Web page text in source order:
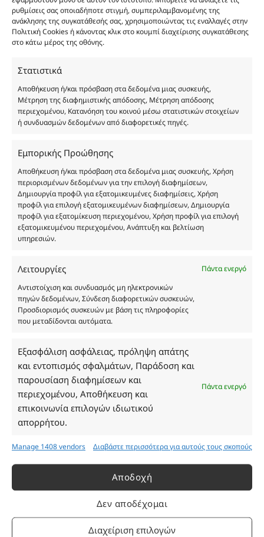
ρυθμίσεις σας οποιαδήποτε στιγμή, συμπεριλαμβανομένης της
ανάκλησης της συγκατάθεσής σας, χρησιμοποιώντας τις εναλλαγές στην
Πολιτική Cookies ή κάνοντας κλικ στο κουμπί διαχείρισης συγκατάθεσης
στο κάτω μέρος της οθόνης.
Στατιστικά
Αποθήκευση ή/και πρόσβαση στα δεδομένα μιας συσκευής,
Μέτρηση της διαφημιστικής απόδοσης, Μέτρηση απόδοσης
περιεχομένου, Κατανόηση του κοινού μέσω στατιστικών στοιχείων
ή συνδυασμών δεδομένων από διαφορετικές πηγές.
Εμπορικής Προώθησης
Αποθήκευση ή/και πρόσβαση στα δεδομένα μιας συσκευής, Χρήση
περιορισμένων δεδομένων για την επιλογή διαφημίσεων,
Δημιουργία προφίλ για εξατομικευμένες διαφημίσεις, Χρήση
προφίλ για επιλογή εξατομικευμένων διαφημίσεων, Δημιουργία
προφίλ για εξατομίκευση περιεχομένου, Χρήση προφίλ για επιλογή
εξατομικευμένου περιεχομένου, Ανάπτυξη και βελτίωση
υπηρεσιών.
Λειτουργίες
Πάντα ενεργό
Αντιστοίχιση και συνδυασμός μη ηλεκτρονικών
πηγών δεδομένων, Σύνδεση διαφορετικών συσκευών,
Προσδιορισμός συσκευών με βάση τις πληροφορίες
που μεταδίδονται αυτόματα.
Εξασφάλιση ασφάλειας, πρόληψη απάτης
και εντοπισμός σφαλμάτων, Παράδοση και
παρουσίαση διαφημίσεων και
περιεχομένου, Αποθήκευση και
επικοινωνία επιλογών ιδιωτικού
απορρήτου.
Πάντα ενεργό
Manage 1408 vendors Διαβάστε περισσότερα για αυτούς τους σκοπούς
Αποδοχή
Δεν αποδέχομαι
Διαχείριση επιλογών
καλάθι
Body Butter Bamboo 200ml €12.00
Body Butter Bamboo 200ml ποσότητα
Προσθήκη
στο
Εποχές:ΑΝΟΙΞΗ, ΚΑΛΟΚΑΙΡΙ, ΦΘΙΝΟΠΩΡΟ
Αρωματική Νότα:SWEET, WHITE FLORAL
Συστατικά:Alcohol Denat, Aqua, PEG-40 Hydrogenated Castor Oil, Parfum,
Benzyl Alcohol, Benzyl Benzoate, Benzyl Salicylate, Cinnamal, Cinnamyl
Prunastri Extract, Eugenol, Geraniol, Hydroxycitronellal, Isoeugenol,
και δεν είναι προς πώληση το εικονιζόμενο προϊόν.
Σκοπός τους είναι η διευκόλυνση της επιλογής σας.
Σε καμία περίπτωση δεν αντιστοιχούν στα
αυθεντικά αρώματα και δεν ανταποκρίνονται στην
πραγματικότητα. Πρόθεση της επιχείρησης μας δεν
καταναλωτή. Όλα μας τα προϊόντα είναι τύπου, σε
χύμα μορφή και είναι εμπνευσμένα από τα
αντίστοιχα αυθεντικά γνωστών οίκων. Οι
ονομασίες, οι εικόνες και τα σήματα των
προϊόντων αποτελούν αναφαίρετη και
κατοχυρωμένη εμπορικά ιδιοκτησία των
υπόκεινται σε πνευματικά δικαιώματα.
Με επιφύλαξη κάθε νόμιμου δικαιώματος.
Eau de parfum